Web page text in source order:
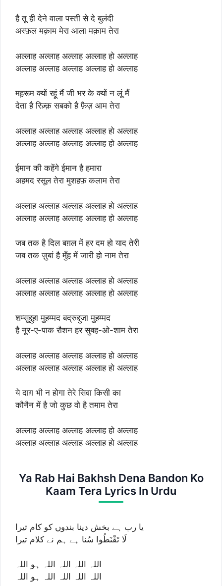
है तू ही देने वाला पस्ती से दे बुलंदी
अस्फ़ल मक़ाम मेरा आला मक़ाम तेरा
अल्लाह अल्लाह अल्लाह अल्लाह हो अल्लाह
अल्लाह अल्लाह अल्लाह अल्लाह हो अल्लाह
मह़रूम क्यों रहूं मैं जी भर के क्यों न लूं मैं
देता है रिज़्क़ सबको है फ़ैज़ आम तेरा
अल्लाह अल्लाह अल्लाह अल्लाह हो अल्लाह
अल्लाह अल्लाह अल्लाह अल्लाह हो अल्लाह
ईमान की कहेंगे ईमान है हमारा
अहमद रसूल तेरा मुशहफ़ कलाम तेरा
अल्लाह अल्लाह अल्लाह अल्लाह हो अल्लाह
अल्लाह अल्लाह अल्लाह अल्लाह हो अल्लाह
जब तक है दिल बग़ल में हर दम हो याद तेरी
जब तक ज़ुबां है मुँह में जारी हो नाम तेरा
अल्लाह अल्लाह अल्लाह अल्लाह हो अल्लाह
अल्लाह अल्लाह अल्लाह अल्लाह हो अल्लाह
शम्सुद्दुहा मुहम्मद बद्रुद्दुजा मुहम्मद
है नूर-ए-पाक रौशन हर सुबह-ओ-शाम तेरा
अल्लाह अल्लाह अल्लाह अल्लाह हो अल्लाह
अल्लाह अल्लाह अल्लाह अल्लाह हो अल्लाह
ये दाग़ भी न होगा तेरे सिवा किसी का
कौनैन में है जो कुछ वो है तमाम तेरा
अल्लाह अल्लाह अल्लाह अल्लाह हो अल्लाह
अल्लाह अल्लाह अल्लाह अल्लाह हो अल्लाह
Ya Rab Hai Bakhsh Dena Bandon Ko
Kaam Tera Lyrics In Urdu
یا رب ہے بخش دینا بندوں کو کام تیرا
لَا تَقْنَطُوا سُنا ہے ہم نے کلام تیرا
اللہ اللہ اللہ اللہ ہو اللہ
اللہ اللہ اللہ اللہ ہو اللہ